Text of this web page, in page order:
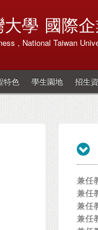
大學 國際
, National Taiwan
特色 學生園地 招生
兼任
兼任
兼任
兼任